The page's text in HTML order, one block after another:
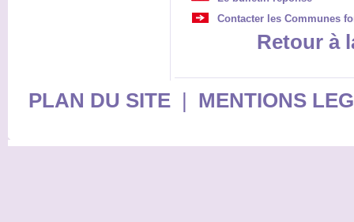
Contacter les Communes
Retour à
PLAN DU SITE| MENTIONS